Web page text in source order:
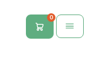
0